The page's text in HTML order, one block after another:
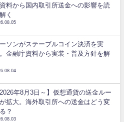
料から国内取引所送金への影響を読
く
ソンがステーブルコイン決済を実
金融庁資料から実装・普及方針を解
2026年8月3日～】仮想通貨の送金ルー
拡大。海外取引所への送金はどう変
？